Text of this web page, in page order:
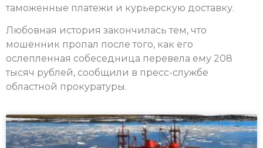
таможенные платежи и курьерскую доставку.
Любовная история закончилась тем, что
мошенник пропал после того, как его
ослепленная собеседница перевела ему 208
тысяч рублей, сообщили в пресс-службе
областной прокуратуры.